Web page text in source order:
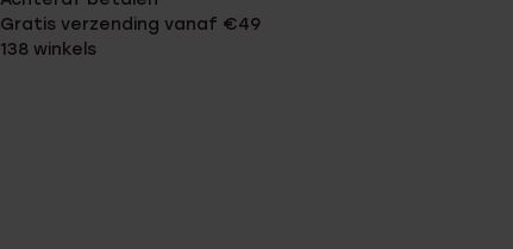
Gratis verzending vanaf €49
138 winkels